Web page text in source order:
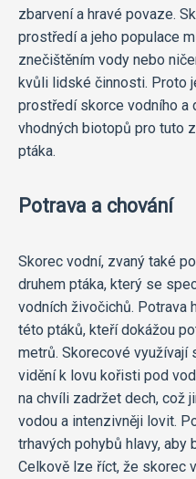
zbarvení a hravé povaze.
prostředí a jeho populace
znečištěním vody nebo
kvůli lidské činnosti. Proto
prostředí skorce vodního a
vhodných biotopů pro tuto
ptáka.
Potrava a chování
Skorec vodní, zvaný také
druhem ptáka, který se
vodních živočichů. Potrava
této ptáků, kteří dokážou
metrů. Skorecové
vidění k lovu kořisti pod
na chvíli zadržet dech, což
vodou a intenzivněji lovit.
trhavých pohybů hlavy, aby
Celkově lze říct, že skorec